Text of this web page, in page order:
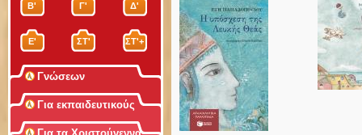
Β' Γ' Δ'
Ε' ΣΤ' ΣΤ'+
Γνώσεων
Για εκπαιδευτικούς